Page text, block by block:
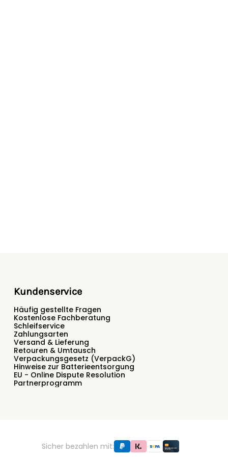
Kundenservice
Häufig gestellte Fragen
Kostenlose Fachberatung
Schleifservice
Zahlungsarten
Versand & Lieferung
Retouren & Umtausch
Verpackungsgesetz (VerpackG)
Hinweise zur Batterieentsorgung
EU - Online Dispute Resolution
Partnerprogramm
Sicher bezahlen mit: